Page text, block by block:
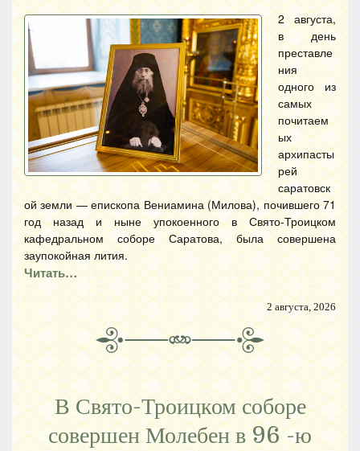
2 августа,
в день
преставле
ния
одного из
самых
почитаем
ых
архипасты
рей
саратовск
ой земли — епископа Вениамина (Милова), почившего 71
год назад и ныне упокоенного в Свято-Троицком
кафедральном соборе Саратова, была совершена
заупокойная лития.
Читать…
2 августа, 2026
В Свято-Троицком соборе
совершен Молебен в 96 -ю